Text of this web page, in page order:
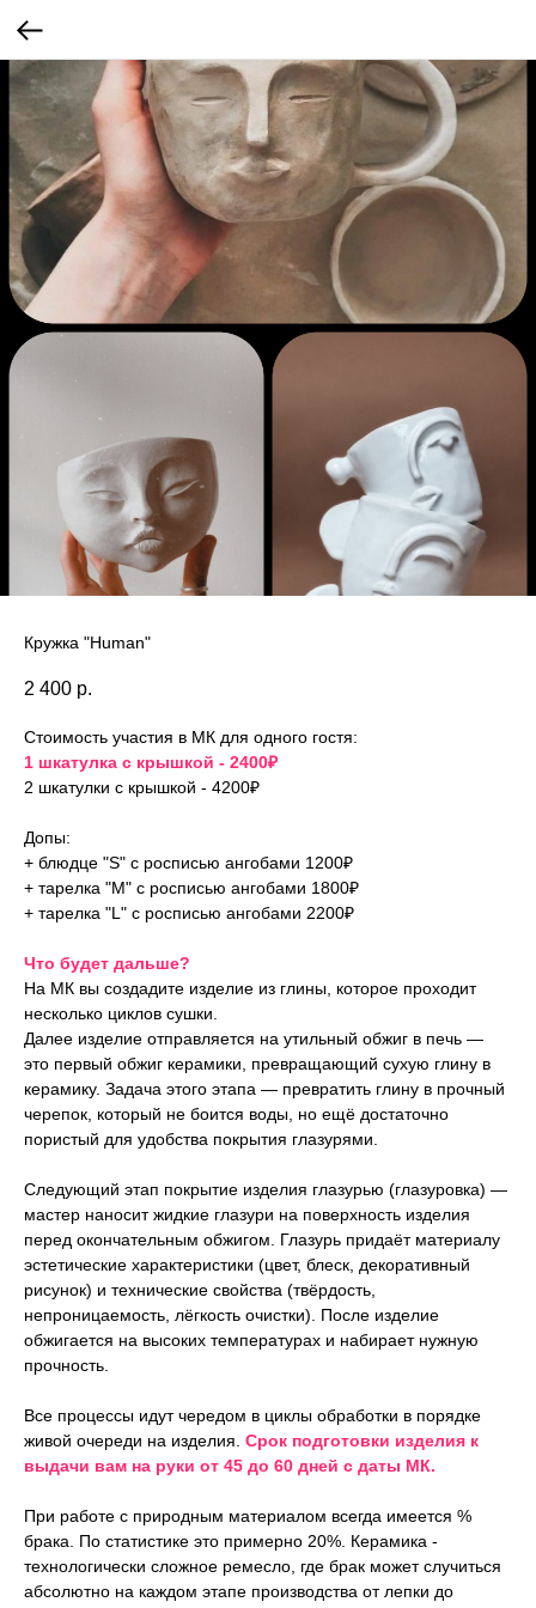
Кружка "Human"
2 400 р.
Стоимость участия в МК для одного гостя:
1 шкатулка с крышкой - 2400₽
2 шкатулки с крышкой - 4200₽
Допы:
+ блюдце "S" с росписью ангобами 1200₽
+ тарелка "M" с росписью ангобами 1800₽
+ тарелка "L" с росписью ангобами 2200₽
Что будет дальше?
На МК вы создадите изделие из глины, которое проходит
несколько циклов сушки.
Далее изделие отправляется на утильный обжиг в печь —
это первый обжиг керамики, превращающий сухую глину в
керамику. Задача этого этапа — превратить глину в прочный
черепок, который не боится воды, но ещё достаточно
пористый для удобства покрытия глазурями.
Следующий этап покрытие изделия глазурью (глазуровка) —
мастер наносит жидкие глазури на поверхность изделия
перед окончательным обжигом. Глазурь придаёт материалу
эстетические характеристики (цвет, блеск, декоративный
рисунок) и технические свойства (твёрдость,
непроницаемость, лёгкость очистки). После изделие
обжигается на высоких температурах и набирает нужную
прочность.
Все процессы идут чередом в циклы обработки в порядке
живой очереди на изделия. Срок подготовки изделия к
выдачи вам на руки от 45 до 60 дней с даты МК.
При работе с природным материалом всегда имеется %
брака. По статистике это примерно 20%. Керамика -
технологически сложное ремесло, где брак может случиться
абсолютно на каждом этапе производства от лепки до